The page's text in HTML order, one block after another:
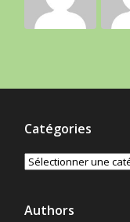
Catégories
Catégories
Authors